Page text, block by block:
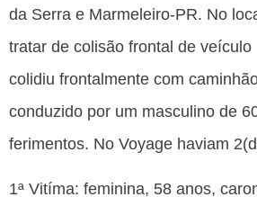
da Serra e Marmeleiro-PR. No
tratar de colisão frontal de
colidiu frontalmente com
conduzido por um masculino de
ferimentos. No Voyage haviam
1ª Vitíma: feminina, 58 anos,